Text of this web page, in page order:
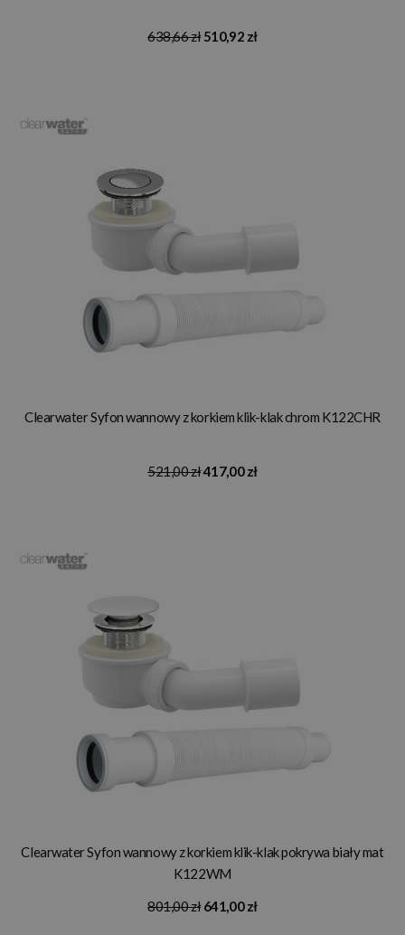
638,66 zł 510,92 zł
Clearwater Syfon wannowy z korkiem klik-klak chrom K122CHR
521,00 zł417,00 zł
Clearwater Syfon wannowy z korkiem klik-klak pokrywa biały mat
K122WM
801,00 zł 641,00 zł